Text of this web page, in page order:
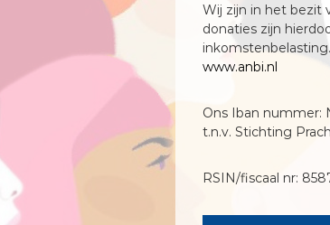
Wij zijn in het bezit
donaties zijn
www.anbi.nl
Ons Iban nummer:
t.n.v. Stichting
RSIN/fiscaal nr: